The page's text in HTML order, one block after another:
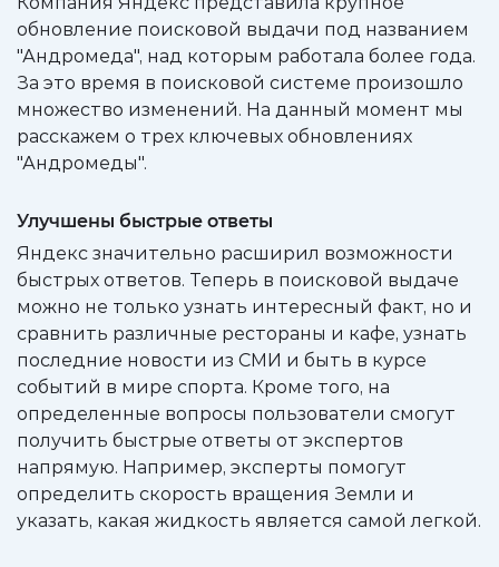
обновление поисковой выдачи под названием
"Андромеда", над которым работала более года.
За это время в поисковой системе произошло
множество изменений. На данный момент мы
расскажем о трех ключевых обновлениях
"Андромеды".
Улучшены быстрые ответы
Яндекс значительно расширил возможности
быстрых ответов. Теперь в поисковой выдаче
можно не только узнать интересный факт, но и
сравнить различные рестораны и кафе, узнать
последние новости из СМИ и быть в курсе
событий в мире спорта. Кроме того, на
определенные вопросы пользователи смогут
получить быстрые ответы от экспертов
напрямую. Например, эксперты помогут
определить скорость вращения Земли и
указать, какая жидкость является самой легкой.